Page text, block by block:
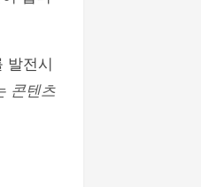
발전시
콘텐츠